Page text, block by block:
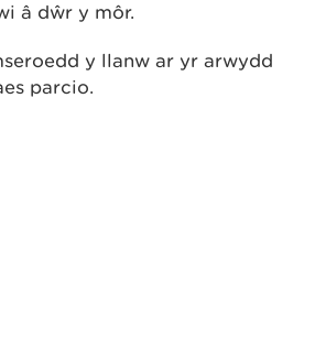
â dŵr y môr.
y llanw ar yr arwydd
parcio.